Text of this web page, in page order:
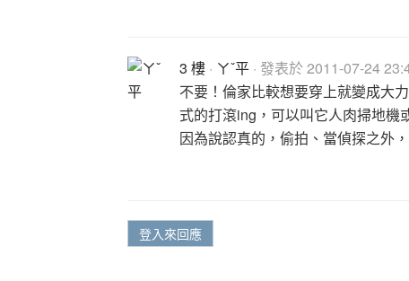
3 樓 · ㄚˇ平 · 發表於 2011-07-24
不要！倫家比較想要穿上就變成大
式的打滾ing，可以叫它人肉掃地機
因為說認真的，偷拍、當偵探之外
登入來回應